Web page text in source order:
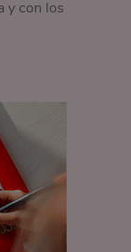
y con los